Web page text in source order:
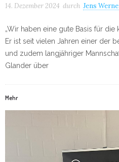
14. Dezember 2024 durch Jens
„Wir haben eine gute Basis für
Er ist seit vielen Jahren einer der
und zudem langjähriger
Glander über
Mehr